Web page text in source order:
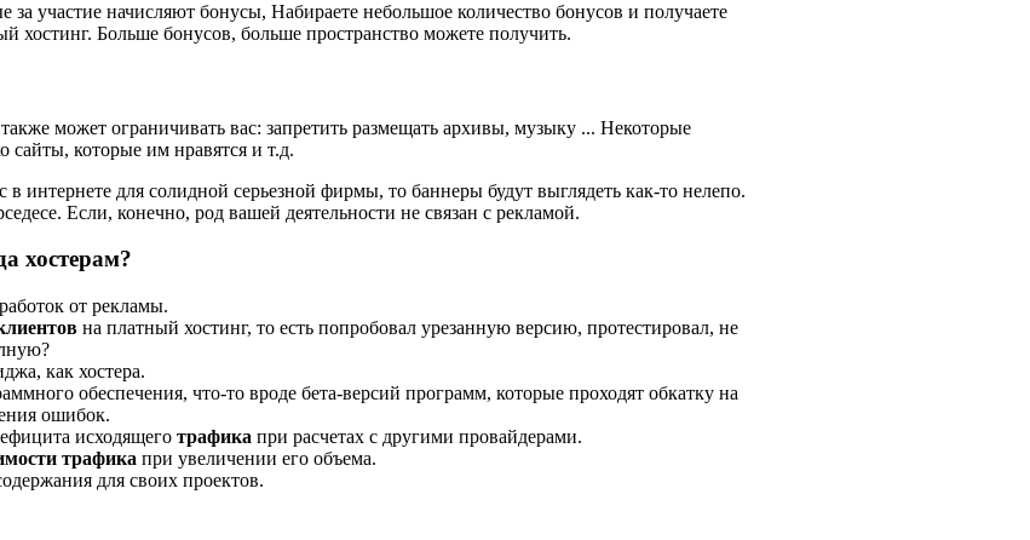
за участие начисляют бонусы, Набираете небольшое количество бонусов и получаете
хостинг. Больше бонусов, больше пространство можете получить.
может ограничивать вас: запретить размещать архивы, музыку ... Некоторые
сайты, которые им нравятся и т.д.
в интернете для солидной серьезной фирмы, то баннеры будут выглядеть как-то нелепо.
Если, конечно, род вашей деятельности не связан с рекламой.
хостерам?
от рекламы.
на платный хостинг, то есть попробовал урезанную версию, протестировал, не
как хостера.
обеспечения, что-то вроде бета-версий программ, которые проходят обкатку на
ошибок.
исходящего трафика при расчетах с другими провайдерами.
трафика при увеличении его объема.
для своих проектов.